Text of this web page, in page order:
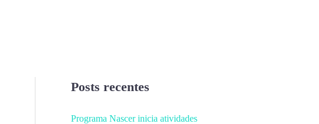
Posts recentes
Programa Nascer inicia atividades